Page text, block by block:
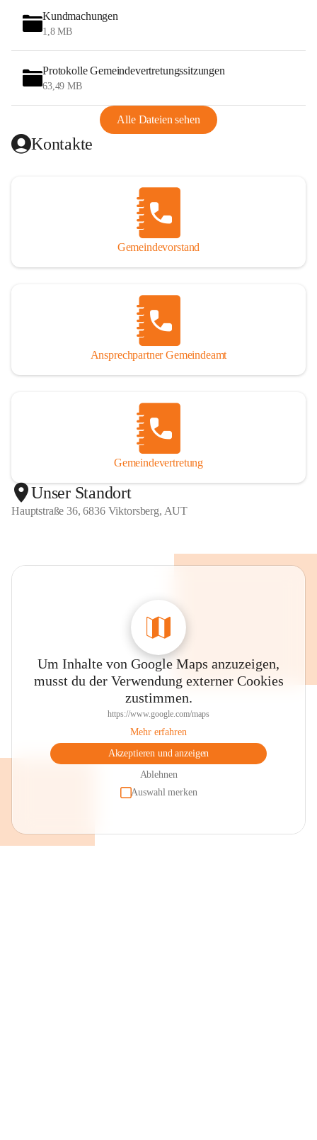
Kundmachungen
1,8 MB
Protokolle Gemeindevertretungssitzungen
63,49 MB
Alle Dateien sehen
Kontakte
Gemeindevorstand
Ansprechpartner Gemeindeamt
Gemeindevertretung
Unser Standort
Hauptstraße 36, 6836 Viktorsberg, AUT
Um Inhalte von Google Maps anzuzeigen,
musst du der Verwendung externer Cookies
zustimmen.
https://www.google.com/maps
Mehr erfahren
Akzeptieren und anzeigen
Ablehnen
Auswahl merken